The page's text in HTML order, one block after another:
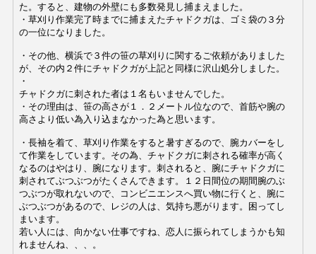
た。すると、建物の外壁にも多数発見し捕まえました。
・草刈り作業完了時までに捕まえたチャドクガは、ゴミ袋の３分
の一位になりました。
・その他、横浜で３件の笹の草刈りに関するご依頼がありました
が、その内２件にチャドクガが上記と同様に沢山処分しました。
・
チャドクガに刺された者は１名もいませんでした。
・その理由は、笹の高さが１．２メートル位なので、首筋や腕の
高さより低い為入り込まなかった為と思います。
・長袖を着て、草刈り作業をすると暑すぎるので、腕カバーをし
て作業をしています。その為、 チャドクガに刺される確率が高く
なるのはやはり、腕になります。刺されると、腕にチャドクガに
刺されてぶつぶつがたくさんできます。１２日間位の期間腕のぶ
つぶつが取れないので、コンビニエンスへ買い物に行くと、腕に
ぶつぶつがあるので、レジの人は、気持ち悪がります。困ってし
まいます。
若い人には、向かない仕事ですね、恋人に振られてしまうかも知
れませんね、、、。